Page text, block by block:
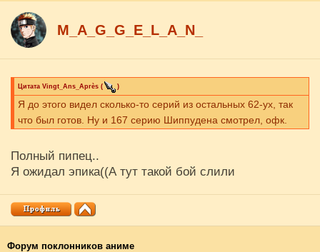
M_A_G_G_E_L_A_N_
Цитата Vingt_Ans_Après ( )
Я до этого видел сколько-то серий из остальных 62-ух, так
что был готов. Ну и 167 серию Шиппудена смотрел, офк.
Полный пипец..
Я ожидал эпика((А тут такой бой слили
Форум поклонников аниме